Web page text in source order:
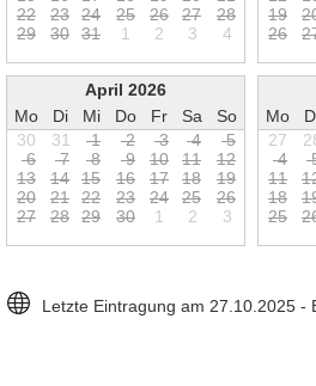
22 23 24 25 26 27 28
29 30 31 1 2 3 4
19 2
26 2
April 2026
Mo
Di Mi Do Fr Sa
So
30
31 1 2 3 4
5
6
7 8 9 10 11 12
13 14 15 16 17 18 19
20 21 22 23 24 25 26
27 28 29 30 1 2 3
Mo
27
4
11 1
18 1
25 2
Letzte Eintragung am 27.10.2025 -